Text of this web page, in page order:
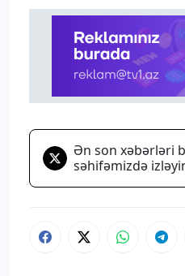
Ən son xəbərləri
səhifəmizdə